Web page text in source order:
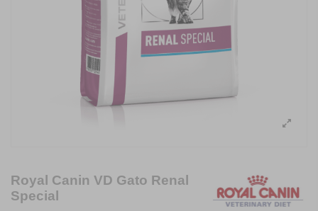
Royal Canin VD Gato Renal
Special